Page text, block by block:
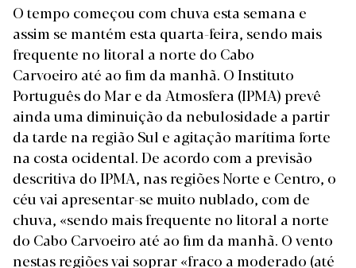
O tempo começou com chuva esta semana e
assim se mantém esta quarta-feira, sendo mais
frequente no litoral a norte do Cabo
Carvoeiro até ao fim da manhã. O Instituto
Português do Mar e da Atmosfera (IPMA) prevê
ainda uma diminuição da nebulosidade a partir
da tarde na região Sul e agitação marítima forte
na costa ocidental. De acordo com a previsão
descritiva do IPMA, nas regiões Norte e Centro, o
céu vai apresentar-se muito nublado, com de
chuva, «sendo mais frequente no litoral a norte
do Cabo Carvoeiro até ao fim da manhã. O vento
nestas regiões vai soprar «fraco a moderado (até